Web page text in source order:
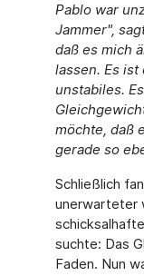
Pablo war
Jammer",
daß es mich
lassen. Es
unstabiles.
möchte, daß
gerade so
Schließlich
unerwarteter
suchte: Das
Faden. Nun